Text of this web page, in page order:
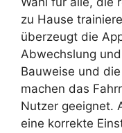
zu Hause
überzeugt die
Abwechslung
Bauweise und
machen das
Nutzer geeignet.
eine korrekte